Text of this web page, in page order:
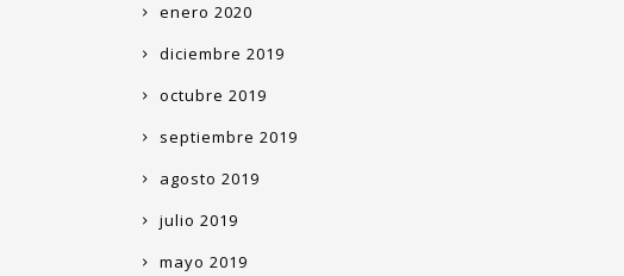
enero 2020
diciembre 2019
octubre 2019
septiembre 2019
agosto 2019
julio 2019
mayo 2019